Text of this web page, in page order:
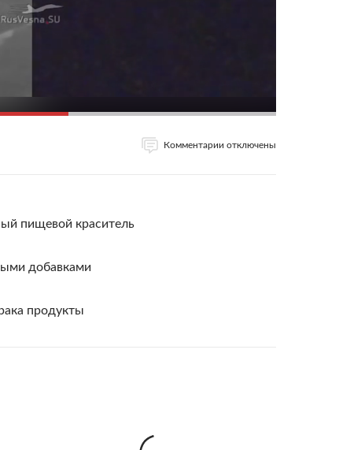
Комментарии отключены
пищевой краситель
добавками
продукты